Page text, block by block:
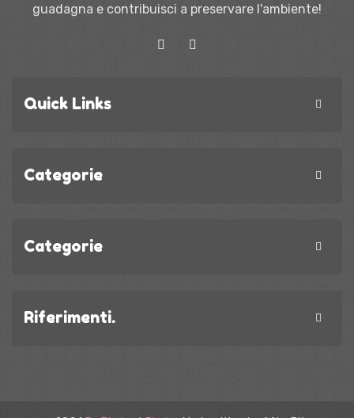
guadagna e contribuisci a preservare l'ambiente!
Quick Links
Categorie
Categorie
Riferimenti.